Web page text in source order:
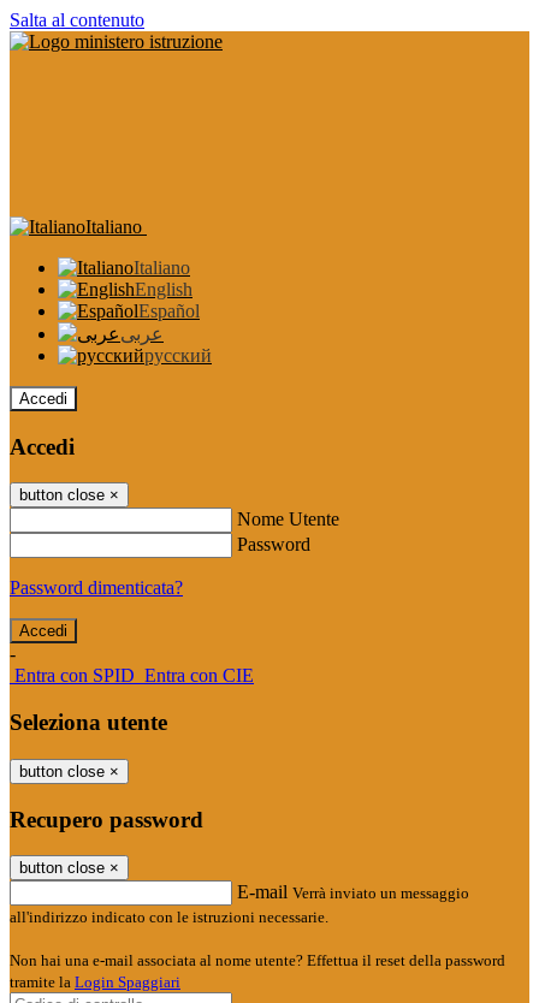
Salta al contenuto
Italiano
Italiano
English
Español
عربى
русский
Accedi
Accedi
button close ×
Nome Utente
Password
Password dimenticata?
-
Entra con SPID Entra con CIE
Seleziona utente
button close ×
Recupero password
button close ×
E-mail Verrà inviato un messaggio
all'indirizzo indicato con le istruzioni necessarie.
Non hai una e-mail associata al nome utente? Effettua il reset della password
tramite la Login Spaggiari